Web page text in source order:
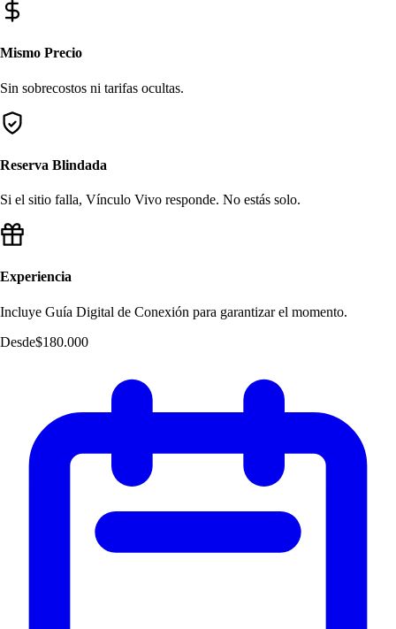
Mismo Precio
Sin sobrecostos ni tarifas ocultas.
Reserva Blindada
Si el sitio falla, Vínculo Vivo responde. No estás solo.
Experiencia
Incluye Guía Digital de Conexión para garantizar el momento.
Desde$180.000